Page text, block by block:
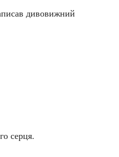
дивовижний
серця.